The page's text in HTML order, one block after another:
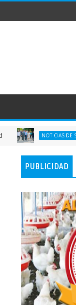
NOTICIAS DE SAN JUAN
PUBLICIDAD